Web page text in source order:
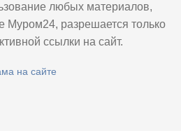
любых материалов,
Муром24, разрешается только
ссылки на сайт.
на сайте